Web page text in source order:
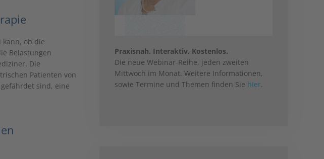
kann, ob die
Belastungen
Die
Patienten von
sind, eine
Praxisnah. Interaktiv. Kostenlos.
Die neue Webinar-Reihe, jeden zweiten
Mittwoch im Monat. Weitere Informationen,
sowie Termine und Themen finden Sie hier.